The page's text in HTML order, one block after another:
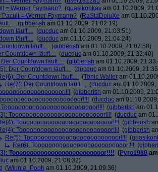
= Werner Faymann? (quasikonkav am 01.10.2009,
Pacult = Werner Faymann? (RaStaDeluXe am
(gibberish am 01.10.2009, 21:02:19)
läuft.... (ducduc am 01.10.2009, 21:03:51)
läuft.... (ducduc am 01.10.2009, 21:04:24)
läuft.... (gibberish am 01.10.2009, 21:07:58)
Countdown läuft.... (ducduc am 01.10.2009, 21:32:40)
Der Countdown läuft.... (gibberish am 01.10.2009,
Der Countdown läuft.... (ducduc am 01.10.2009,
Der Countdown läuft.... (Tonic Walter am
Re(7): Der Countdown läuft.... (ducduc am 01.10.2009,
(gibberish am 01.10.2009,
(ducduc am
Toooooooooooooooooooooooooor!!!! (gibberish am
Toooooooooooooooooooooooooor!!!! (ducduc am
Toooooooooooooooooooooooooor!!!! (gibberish
Toooooooooooooooooooooooooor!!!! (gibberish
Re(5): Toooooooooooooooooooooooooor!!!! (
Re(6): Toooooooooooooooooooooooooor!!!! (
Toooooooooooooooooooooooooor!!!! (Pyro1980
am 01.10.2009, 21:08:32)
(Winnie_Pooh am 01.10.2009, 21:09:36)